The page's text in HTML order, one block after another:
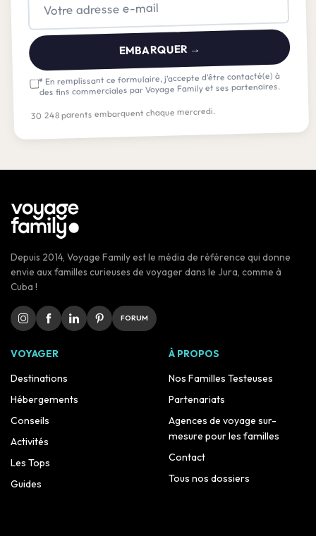
EMBARQUER →
*En remplissant ce formulaire, j’accepte d’être contacté(e) à
des fins commerciales par Voyage Family et ses partenaires.
30 248 parents embarquent chaque mercredi.
Depuis 2014, Voyage Family est le média de référence qui donne
envie aux familles curieuses de voyager dans le Jura, comme à
Cuba !
FORUM
VOYAGER
Destinations
Hébergements
Conseils
Activités
Les Tops
Guides
À PROPOS
Nos Familles Testeuses
Partenariats
Agences de voyage sur-
mesure pour les familles
Contact
Tous nos dossiers